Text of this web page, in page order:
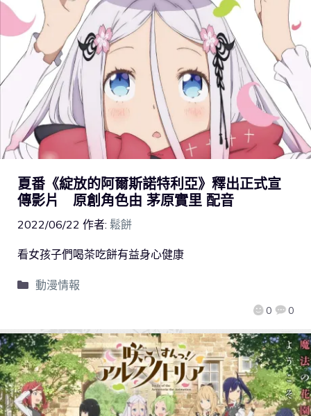
夏番《綻放的阿爾斯諾特利亞》釋出正式宣
傳影片 原創角色由 茅原實里 配音
2022/06/22 作者: 鬆餅
0 0
看女孩子們喝茶吃餅有益身心健康
動漫情報